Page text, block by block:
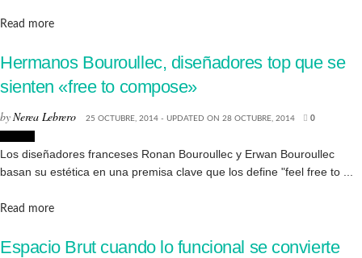
Read moreDetails
Hermanos Bouroullec, diseñadores top que se
sienten «free to compose»
byNerea Lebrero 25 OCTUBRE, 2014 - UPDATED ON 28 OCTUBRE, 2014 0
Los diseñadores franceses Ronan Bouroullec y Erwan Bouroullec
basan su estética en una premisa clave que los define "feel free to ...
Read moreDetails
Espacio Brut cuando lo funcional se convierte